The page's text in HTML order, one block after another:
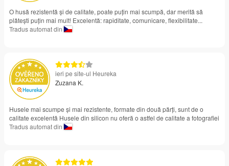
O husă rezistentă și de calitate, poate puțin mai scumpă, dar merită să
plătești puțin mai mult! Excelentă: rapiditate, comunicare, flexibilitate...
Tradus automat din
ieri pe site-ul Heureka
Zuzana K.
Husele mai scumpe și mai rezistente, formate din două părți, sunt de o
calitate excelentă Husele din silicon nu oferă o astfel de calitate a fotografiei
Tradus automat din